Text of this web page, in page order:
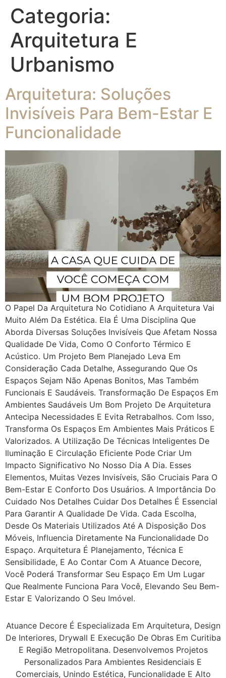
Categoria:
Arquitetura E
Urbanismo
Arquitetura: Soluções
Invisíveis Para Bem-Estar E
Funcionalidade
O Papel Da Arquitetura No Cotidiano A Arquitetura Vai
Muito Além Da Estética. Ela É Uma Disciplina Que
Aborda Diversas Soluções Invisíveis Que Afetam Nossa
Qualidade De Vida, Como O Conforto Térmico E
Acústico. Um Projeto Bem Planejado Leva Em
Consideração Cada Detalhe, Assegurando Que Os
Espaços Sejam Não Apenas Bonitos, Mas Também
Funcionais E Saudáveis. Transformação De Espaços Em
Ambientes Saudáveis Um Bom Projeto De Arquitetura
Antecipa Necessidades E Evita Retrabalhos. Com Isso,
Transforma Os Espaços Em Ambientes Mais Práticos E
Valorizados. A Utilização De Técnicas Inteligentes De
Iluminação E Circulação Eficiente Pode Criar Um
Impacto Significativo No Nosso Dia A Dia. Esses
Elementos, Muitas Vezes Invisíveis, São Cruciais Para O
Bem-Estar E Conforto Dos Usuários. A Importância Do
Cuidado Nos Detalhes Cuidar Dos Detalhes É Essencial
Para Garantir A Qualidade De Vida. Cada Escolha,
Desde Os Materiais Utilizados Até A Disposição Dos
Móveis, Influencia Diretamente Na Funcionalidade Do
Espaço. Arquitetura É Planejamento, Técnica E
Sensibilidade, E Ao Contar Com A Atuance Decore,
Você Poderá Transformar Seu Espaço Em Um Lugar
Que Realmente Funciona Para Você, Elevando Seu Bem-
Estar E Valorizando O Seu Imóvel.
Atuance Decore É Especializada Em Arquitetura, Design
De Interiores, Drywall E Execução De Obras Em Curitiba
E Região Metropolitana. Desenvolvemos Projetos
Personalizados Para Ambientes Residenciais E
Comerciais, Unindo Estética, Funcionalidade E Alto